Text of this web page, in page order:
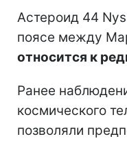
Астероид 44
поясе между
относится к
Ранее
космического
позволяли